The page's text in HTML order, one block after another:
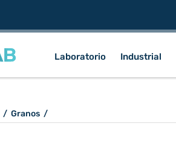
Laboratorio Industrial
/ Granos /